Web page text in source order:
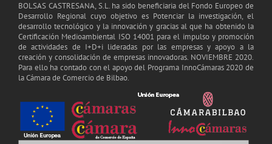
BOLSAS CASTRESANA, S.L. ha sido beneficiaria del Fondo Europeo de
Desarrollo Regional cuyo objetivo es Potenciar la investigación, el
desarrollo tecnológico y la innovación y gracias al que ha obtenido la
Certificación Medioambiental ISO 14001 para el impulso y promoción
de actividades de I+D+i lideradas por las empresas y apoyo a la
creación y consolidación de empresas innovadoras. NOVIEMBRE 2020.
Para ello ha contado con el apoyo del Programa InnoCámaras 2020 de
la Cámara de Comercio de Bilbao.